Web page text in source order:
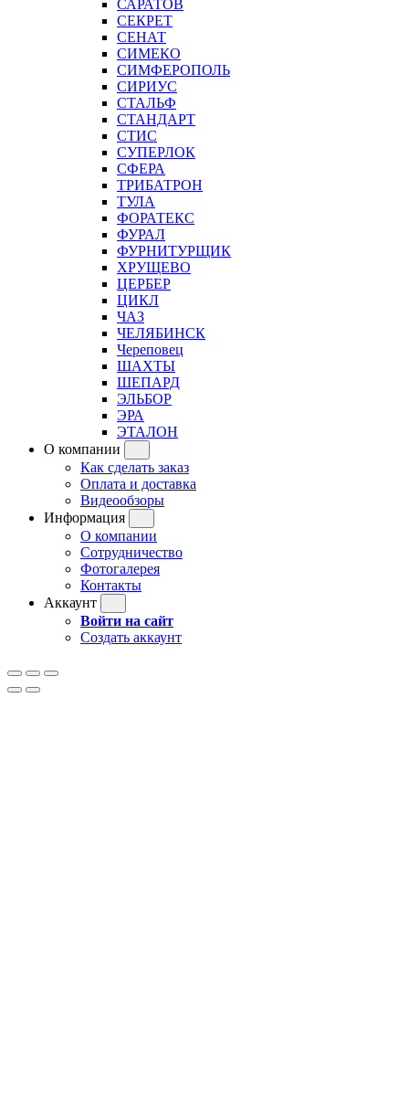
САРАТОВ
СЕКРЕТ
СЕНАТ
СИМЕКО
СИМФЕРОПОЛЬ
СИРИУС
СТАЛЬФ
СТАНДАРТ
СТИС
СУПЕРЛОК
СФЕРА
ТРИБАТРОН
ТУЛА
ФОРАТЕКС
ФУРАЛ
ФУРНИТУРЩИК
ХРУЩЕВО
ЦЕРБЕР
ЦИКЛ
ЧАЗ
ЧЕЛЯБИНСК
Череповец
ШАХТЫ
ШЕПАРД
ЭЛЬБОР
ЭРА
ЭТАЛОН
О компании
Как сделать заказ
Оплата и доставка
Видеообзоры
Информация
О компании
Сотрудничество
Фотогалерея
Контакты
Аккаунт
Войти на сайт
Создать аккаунт